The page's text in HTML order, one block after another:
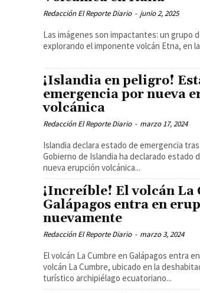
Redacción El Reporte Diario - junio 2, 2025
Las imágenes son impactantes: un grupo
explorando el imponente volcán Etna, en
¡Islandia en peligro!
emergencia por nueva
volcánica
Redacción El Reporte Diario - marzo 17, 2024
Islandia declara estado de emergencia
Gobierno de Islandia ha declarado estado
nueva erupción volcánica...
¡Increíble! El volcán La
Galápagos entra en
nuevamente
Redacción El Reporte Diario - marzo 3, 2024
El volcán La Cumbre en Galápagos entra
volcán La Cumbre, ubicado en la
turístico archipiélago ecuatoriano...